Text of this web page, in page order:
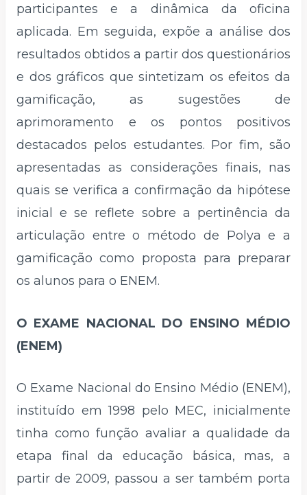
participantes e a dinâmica da oficina
aplicada. Em seguida, expõe a análise dos
resultados obtidos a partir dos questionários
e dos gráficos que sintetizam os efeitos da
gamificação, as sugestões de
aprimoramento e os pontos positivos
destacados pelos estudantes. Por fim, são
apresentadas as considerações finais, nas
quais se verifica a confirmação da hipótese
inicial e se reflete sobre a pertinência da
articulação entre o método de Polya e a
gamificação como proposta para preparar
os alunos para o ENEM.
O EXAME NACIONAL DO ENSINO MÉDIO
(ENEM)
O Exame Nacional do Ensino Médio (ENEM),
instituído em 1998 pelo MEC, inicialmente
tinha como função avaliar a qualidade da
etapa final da educação básica, mas, a
partir de 2009, passou a ser também porta